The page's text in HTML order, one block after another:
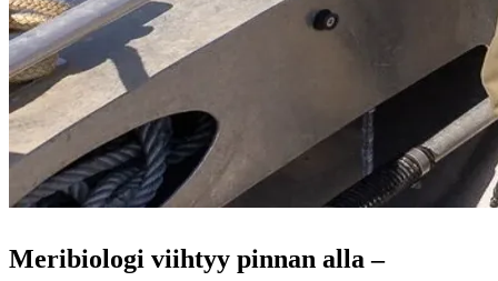
Meribiologi viihtyy pinnan alla –